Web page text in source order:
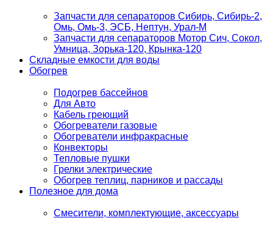
Запчасти для сепараторов Сибирь, Сибирь-2,
Омь, Омь-3, ЭСБ, Нептун, Урал-М
Запчасти для сепараторов Мотор Сич, Сокол,
Умница, Зорька-120, Крынка-120
Складные емкости для воды
Обогрев
Подогрев бассейнов
Для Авто
Кабель греющий
Обогреватели газовые
Обогреватели инфракрасные
Конвекторы
Тепловые пушки
Грелки электрические
Обогрев теплиц, парников и рассады
Полезное для дома
Смесители, комплектующие, аксессуары